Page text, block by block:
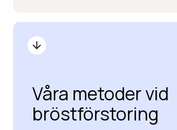
Våra metoder vid
bröstförstoring